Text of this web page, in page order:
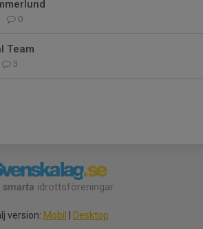
0
Team
3
smarta idrottsföreningar
version: Mobil Desktop